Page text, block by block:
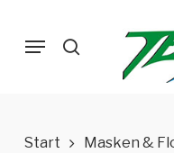
search
Menu
Start Masken &